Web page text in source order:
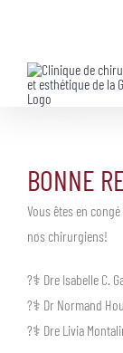
content
BONNE
Vous êtes en
nos chirurgiens!
?‍⚕️ Dre Isabelle C.
?‍⚕️ Dr Normand
?‍⚕️ Dre Livia